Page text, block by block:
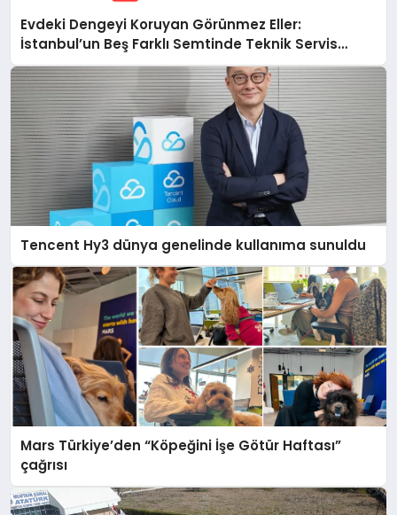
Evdeki Dengeyi Koruyan Görünmez Eller:
İstanbul’un Beş Farklı Semtinde Teknik Servis
Gerçeği
Tencent Hy3 dünya genelinde kullanıma sunuldu
Mars Türkiye’den “Köpeğini İşe Götür Haftası”
çağrısı